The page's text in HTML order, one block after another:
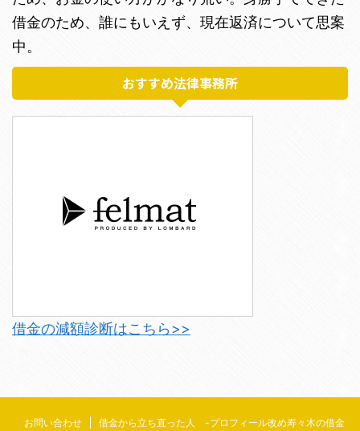
借金のため、誰にもいえず、現在返済について思案
中。
おすすめ法律事務所
借金の減額診断はこちら>>
お問い合わせ 借金から立ち直った人 -プロフィール改め寿々木の借金